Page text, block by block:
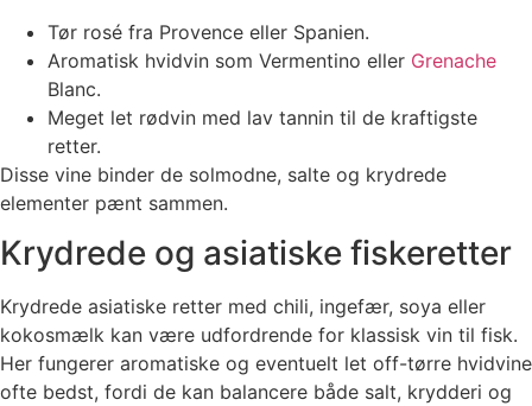
Tør rosé fra Provence eller Spanien.
Aromatisk hvidvin som Vermentino eller Grenache
Blanc.
Meget let rødvin med lav tannin til de kraftigste
retter.
Disse vine binder de solmodne, salte og krydrede
elementer pænt sammen.
Krydrede og asiatiske fiskeretter
Krydrede asiatiske retter med chili, ingefær, soya eller
kokosmælk kan være udfordrende for klassisk vin til fisk.
Her fungerer aromatiske og eventuelt let off-tørre hvidvine
ofte bedst, fordi de kan balancere både salt, krydderi og